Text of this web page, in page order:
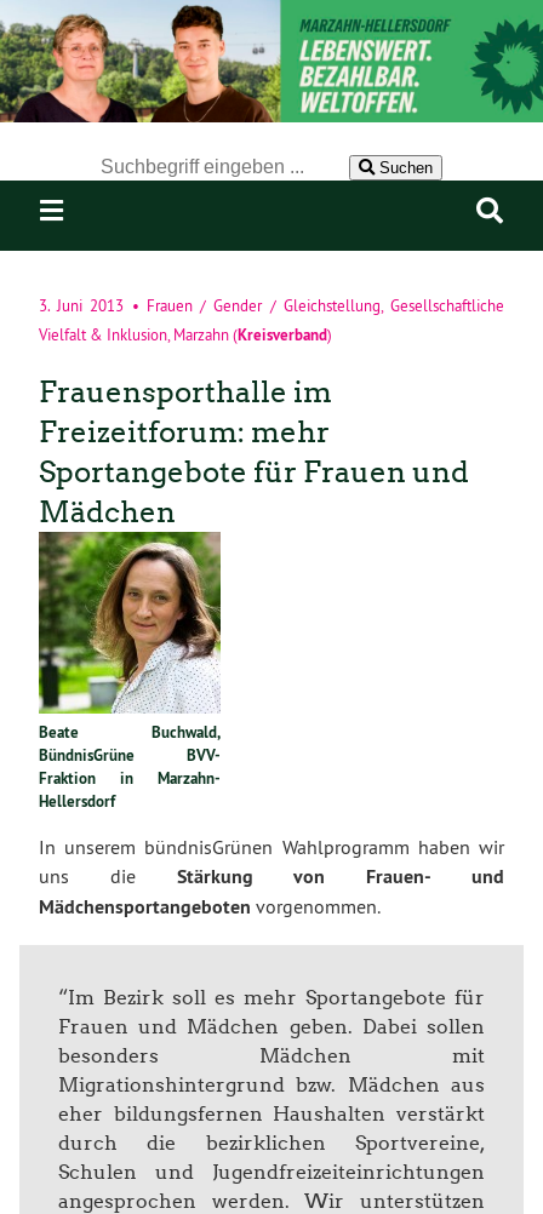
Suchen
3. Juni 2013 • Frauen / Gender / Gleichstellung,Gesellschaftliche
Vielfalt & Inklusion,Marzahn(Kreisverband)
Frauensporthalle im
Freizeitforum: mehr
Sportangebote für Frauen und
Mädchen
Beate Buchwald,
BündnisGrüne BVV-
Fraktion in Marzahn-
Hellersdorf
In unserem bündnisGrünen Wahlprogramm haben wir
uns die Stärkung von Frauen- und
Mädchensportangeboten vorgenommen.
“Im Bezirk soll es mehr Sportangebote für
Frauen und Mädchen geben. Dabei sollen
besonders Mädchen mit
Migrationshintergrund bzw. Mädchen aus
eher bildungsfernen Haushalten verstärkt
durch die bezirklichen Sportvereine,
Schulen und Jugendfreizeiteinrichtungen
angesprochen werden. Wir unterstützen